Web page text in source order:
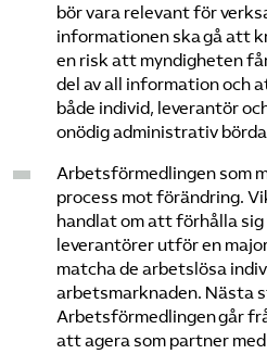
Sök på
In english
bör vara relevant för
informationen ska gå att
en risk att myndigheten
del av all information och
både individ, leverantör
onödig administrativ
Arbetsförmedlingen som
process mot förändring.
handlat om att förhålla
leverantörer utför en
matcha de arbetslösa
arbetsmarknaden. Nästa
Arbetsförmedlingen går
att agera som partner